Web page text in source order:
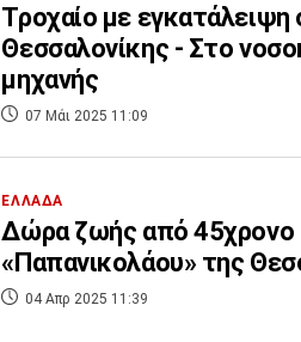
Τροχαίο με
Θεσσαλονίκης - Στο
μηχανής
07 Μάι 2025 11:09
ΕΛΛΑΔΑ
Δώρα ζωής από 45χρονο
«Παπανικολάου» της
04 Απρ 2025 11:39